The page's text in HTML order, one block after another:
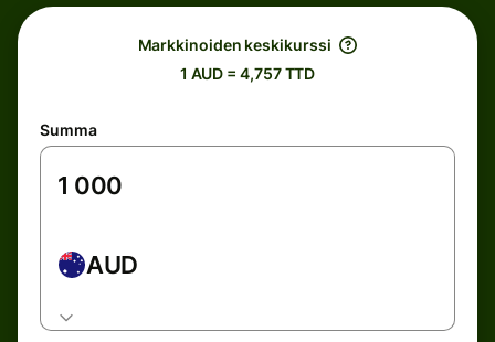
Markkinoiden keskikurssi
1 AUD = 4,757 TTD
Summa
AUD